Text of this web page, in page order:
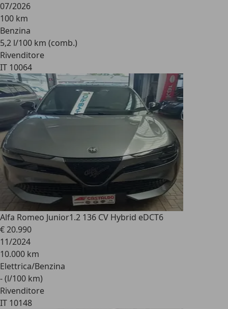
07/2026
100 km
Benzina
5,2 l/100 km (comb.)
Rivenditore
IT 10064
Alfa Romeo Junior1.2 136 CV Hybrid eDCT6
€ 20.990
11/2024
10.000 km
Elettrica/Benzina
- (l/100 km)
Rivenditore
IT 10148